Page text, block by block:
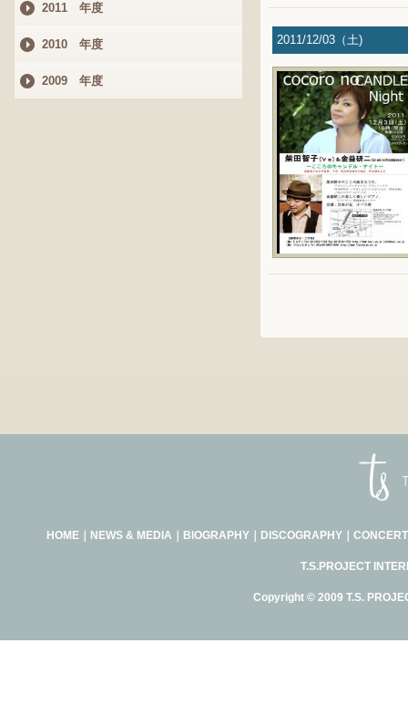
2011 年度
2010 年度
2009 年度
2011/12/03（土)
HOME｜ NEWS & MEDIA BIOGRAPHY｜ DISCOGRAPHY｜
T.S.PROJECT
Copyright © 2009 T.S.